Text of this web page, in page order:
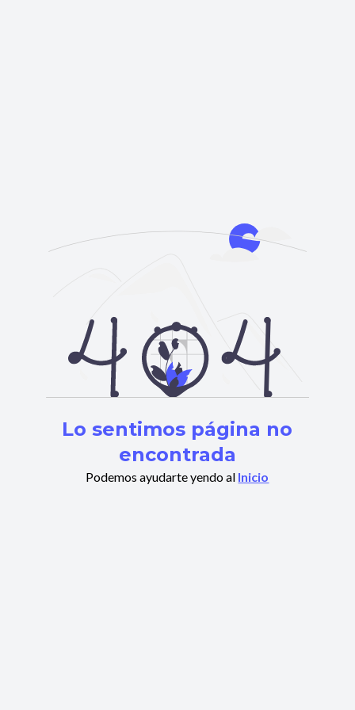
Lo sentimos página no
encontrada
Podemos ayudarte yendo al Inicio